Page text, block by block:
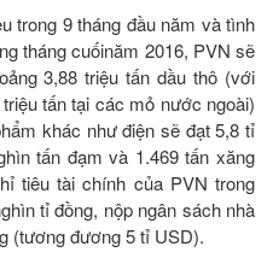
trong 9 tháng đầu năm và tình
tháng cuốinăm 2016, PVN sẽ
3,88 triệu tấn dầu thô (với
tấn tại các mỏ nước ngoài)
khác như điện sẽ đạt 5,8 tỉ
tấn đạm và 1.469 tấn xăng
tiêu tài chính của PVN trong
tỉ đồng, nộp ngân sách nhà
(tương đương 5 tỉ USD).